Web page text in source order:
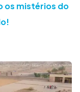
os mistérios do